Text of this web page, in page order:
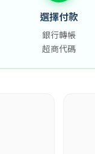
選擇付款
銀行轉帳
超商代碼